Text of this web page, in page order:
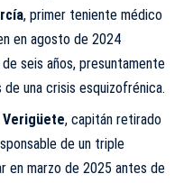
, primer teniente médico
en agosto de 2024
de seis años, presuntamente
una crisis esquizofrénica.
Verigüete, capitán retirado
de un triple
en marzo de 2025 antes de